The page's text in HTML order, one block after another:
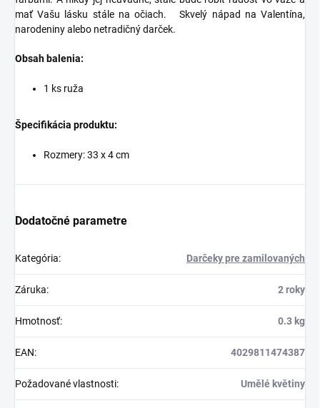
mať Vašu lásku stále na očiach.
Skvelý nápad na Valentína,
narodeniny alebo netradičný darček.
Obsah balenia:
1 ks ruža
Špecifikácia produktu:
Rozmery:33 x 4 cm
Dodatočné parametre
Kategória: Darčeky pre zamilovaných
Záruka: 2 roky
Hmotnosť: 0.3 kg
EAN: 4029811474387
Požadované vlastnosti: Umělé květiny